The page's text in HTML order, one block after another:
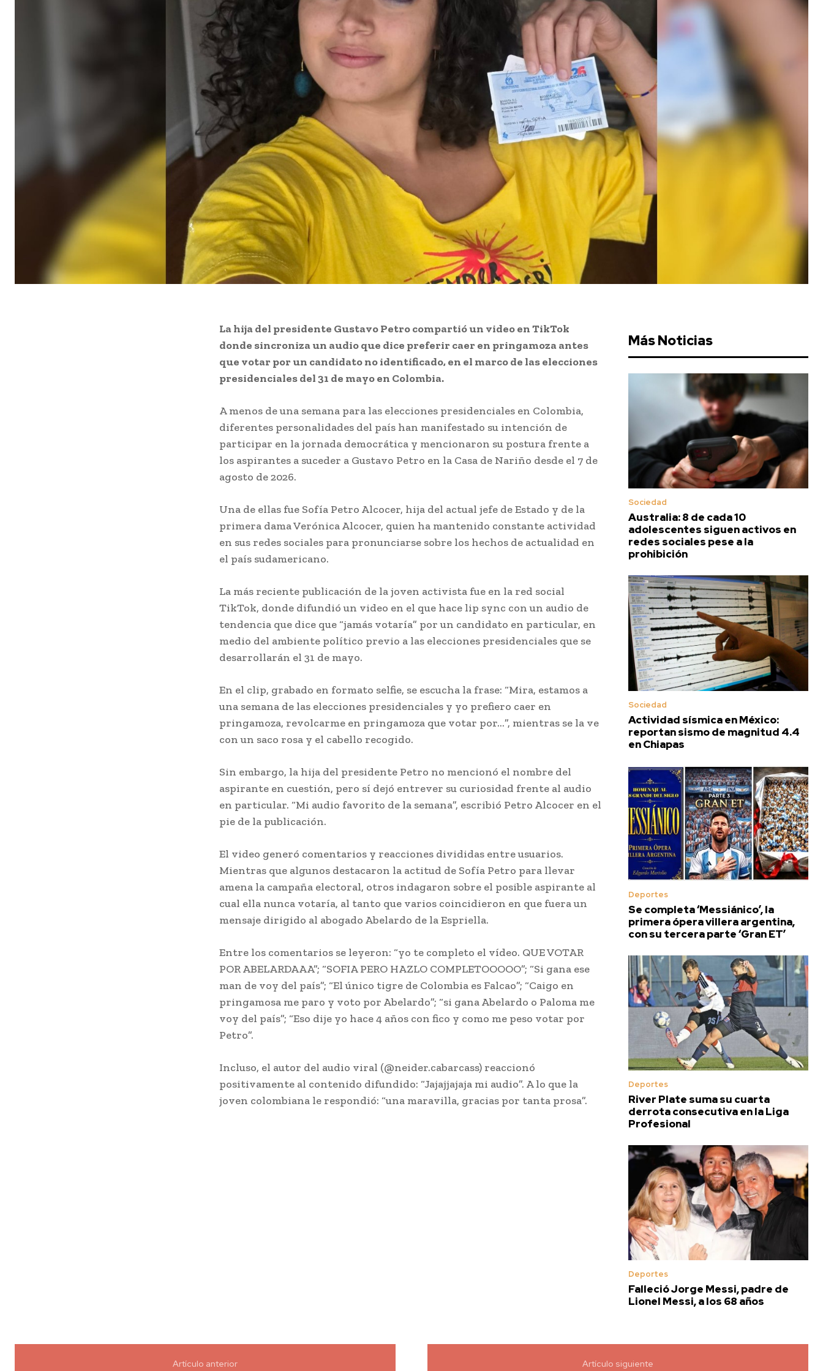
La hija del presidente Gustavo Petro compartió un video en TikTok
donde sincroniza un audio que dice preferir caer en pringamoza antes
que votar por un candidato no identificado, en el marco de las elecciones
presidenciales del 31 de mayo en Colombia.
A menos de una semana para las elecciones presidenciales en Colombia,
diferentes personalidades del país han manifestado su intención de
participar en la jornada democrática y mencionaron su postura frente a
los aspirantes a suceder a Gustavo Petro en la Casa de Nariño desde el 7 de
agosto de 2026.
Una de ellas fue Sofía Petro Alcocer, hija del actual jefe de Estado y de la
primera dama Verónica Alcocer, quien ha mantenido constante actividad
en sus redes sociales para pronunciarse sobre los hechos de actualidad en
el país sudamericano.
La más reciente publicación de la joven activista fue en la red social
TikTok, donde difundió un video en el que hace lip sync con un audio de
tendencia que dice que “jamás votaría” por un candidato en particular, en
medio del ambiente político previo a las elecciones presidenciales que se
desarrollarán el 31 de mayo.
En el clip, grabado en formato selfie, se escucha la frase: “Mira, estamos a
una semana de las elecciones presidenciales y yo prefiero caer en
pringamoza, revolcarme en pringamoza que votar por…”, mientras se la ve
con un saco rosa y el cabello recogido.
Sin embargo, la hija del presidente Petro no mencionó el nombre del
aspirante en cuestión, pero sí dejó entrever su curiosidad frente al audio
en particular. “Mi audio favorito de la semana”, escribió Petro Alcocer en el
pie de la publicación.
El video generó comentarios y reacciones divididas entre usuarios.
Mientras que algunos destacaron la actitud de Sofía Petro para llevar
amena la campaña electoral, otros indagaron sobre el posible aspirante al
cual ella nunca votaría, al tanto que varios coincidieron en que fuera un
mensaje dirigido al abogado Abelardo de la Espriella.
Entre los comentarios se leyeron: “yo te completo el vídeo. QUE VOTAR
POR ABELARDAAA”; “SOFIA PERO HAZLO COMPLETOOOOO”; “Si gana ese
man de voy del país”; “El único tigre de Colombia es Falcao”; “Caigo en
pringamosa me paro y voto por Abelardo”; “si gana Abelardo o Paloma me
voy del país”; “Eso dije yo hace 4 años con fico y como me peso votar por
Petro”.
Incluso, el autor del audio viral (@neider.cabarcass) reaccionó
positivamente al contenido difundido: “Jajajjajaja mi audio”. A lo que la
joven colombiana le respondió: “una maravilla, gracias por tanta prosa”.
Más Noticias
Sociedad
Australia: 8 de cada 10
adolescentes siguen activos en
redes sociales pese a la
prohibición
Sociedad
Actividad sísmica en México:
reportan sismo de magnitud 4.4
en Chiapas
Deportes
Se completa ‘Messiánico’, la
primera ópera villera argentina,
con su tercera parte ‘Gran ET’
Deportes
River Plate suma su cuarta
derrota consecutiva en la Liga
Profesional
Deportes
Falleció Jorge Messi, padre de
Lionel Messi, a los 68 años
Artículo anterior Artículo siguiente